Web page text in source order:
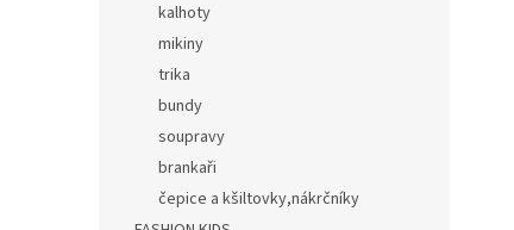
kalhoty
mikiny
trika
bundy
soupravy
brankaři
čepice a kšiltovky,nákrčníky